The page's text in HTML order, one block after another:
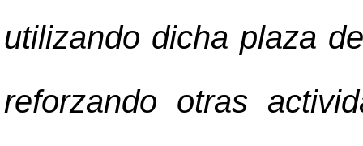
utilizando dicha plaza
reforzando otras